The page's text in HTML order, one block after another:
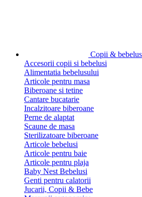
Copii &
Accesorii copii si bebelusi
Alimentatia bebelusului
Articole pentru masa
Biberoane si tetine
Cantare bucatarie
Incalzitoare biberoane
Perne de alaptat
Scaune de masa
Sterilizatoare biberoane
Articole bebelusi
Articole pentru baie
Articole pentru plaja
Baby Nest Bebelusi
Genti pentru calatorii
Jucarii, Copii & Bebe